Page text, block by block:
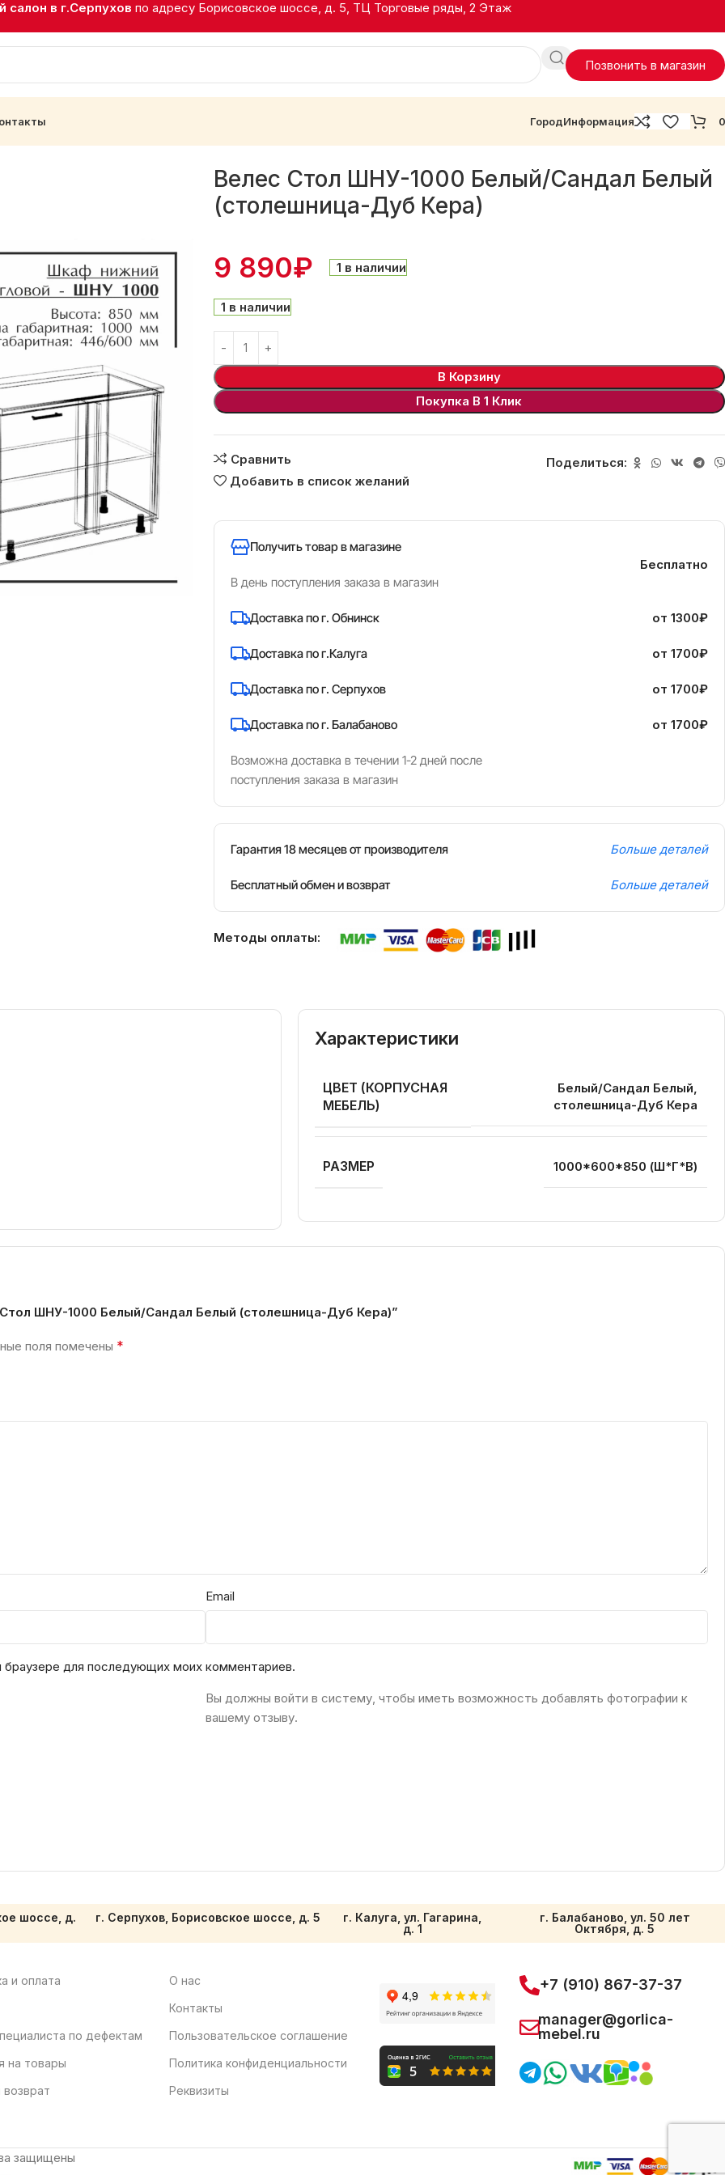
салон в г.Серпухов по адресу Борисовское шоссе, д. 5, ТЦ Торговые ряды, 2 Этаж
Позвонить в магазин
ГородИнформация 0
Велес Стол ШНУ-1000 Белый/Сандал Белый
(столешница-Дуб Кера)
9 890₽ 1 в наличии
1 в наличии
В Корзину
Покупка В 1 Клик
Сравнить
Добавить в список желаний
Поделиться:
Получить товар в магазине
В день поступления заказа в магазин
Бесплатно
Доставка по г. Обнинск
Доставка по г.Калуга
Доставка по г. Серпухов
Доставка по г. Балабаново
Возможна доставка в течении 1-2 дней после
поступления заказа в магазин
от 1300₽
от 1700₽
от 1700₽
от 1700₽
Гарантия 18 месяцев от производителя Больше деталей
Бесплатный обмен и возврат Больше деталей
Методы оплаты:
Характеристики
ЦВЕТ (КОРПУСНАЯ
МЕБЕЛЬ)
Белый/Сандал Белый,
столешница-Дуб Кера
РАЗМЕР 1000*600*850 (Ш*Г*В)
ШНУ-1000 Белый/Сандал Белый (столешница-Дуб Кера)”
поля помечены *
Email
для последующих моих комментариев.
Вы должны войти в систему, чтобы иметь возможность добавлять фотографии к
вашему отзыву.
шоссе, д.
г. Серпухов, Борисовское шоссе, д. 5
г. Калуга, ул. Гагарина,
д. 1
г. Балабаново, ул. 50 лет
Октября, д. 5
и оплата
по дефектам
на товары
О нас
Контакты
Пользовательское соглашение
Политика конфиденциальности
Реквизиты
+7 (910) 867-37-37
manager@gorlica-
mebel.ru
защищены